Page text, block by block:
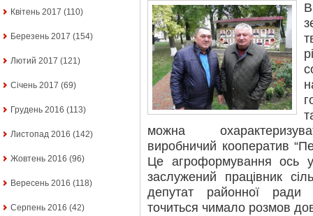
Квітень 2017 (110)
Березень 2017 (154)
Лютий 2017 (121)
Січень 2017 (69)
Грудень 2016 (113)
Листопад 2016 (142)
Жовтень 2016 (96)
Вересень 2016 (118)
Серпень 2016 (42)
можна
виробничий кооператив
Це агроформування ось
заслужений працівник
депутат районної ради
точиться чимало розмов